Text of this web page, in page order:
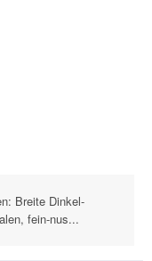
Breite Dinkel-
fein-nus...